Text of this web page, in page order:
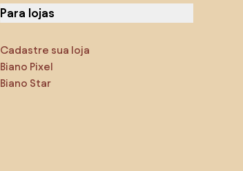
Para lojas
Cadastre sua loja
Biano Pixel
Biano Star